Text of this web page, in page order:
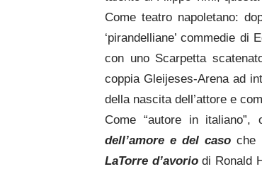
Come teatro napoletano:
‘pirandelliane’ commedie di
con uno Scarpetta
coppia Gleijeses-Arena ad
della nascita dell’attore e
Come “autore in
dell’amore e del caso che
LaTorre d’avoriodi Ronald